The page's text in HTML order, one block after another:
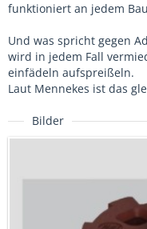
funktioniert an jedem
Und was spricht gegen
wird in jedem Fall
einfädeln aufspreißeln.
Laut Mennekes ist das
Bilder